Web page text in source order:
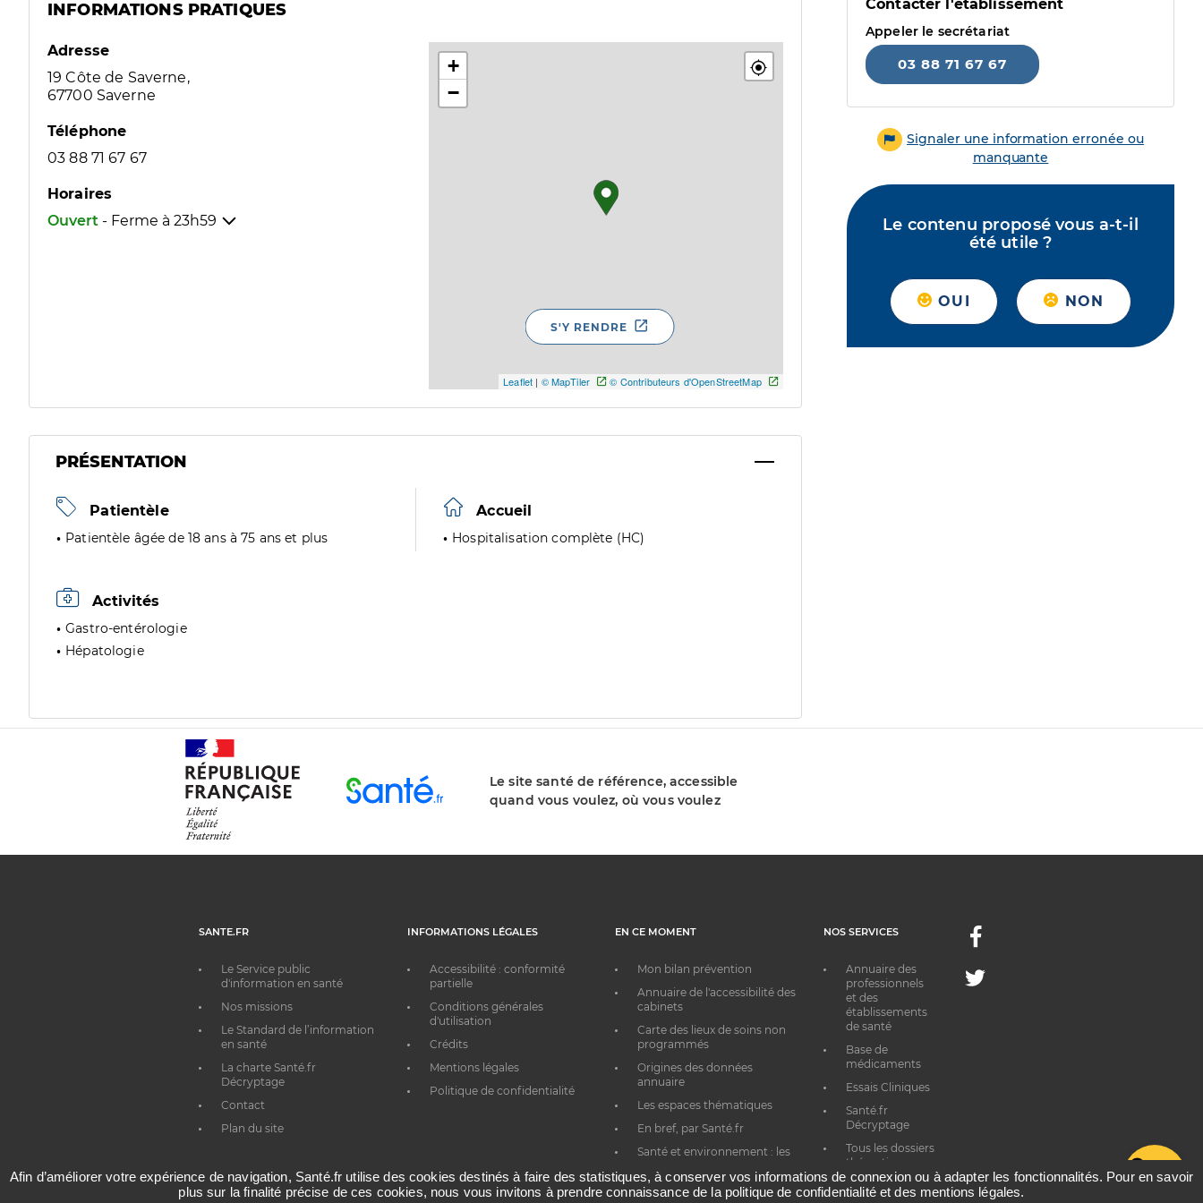
INFORMATIONS PRATIQUES
Adresse
19 Côte de Saverne,
67700 Saverne
Téléphone
03 88 71 67 67
Horaires
Ouvert - Ferme à 23h59
+
−
Leaflet | © MapTiler © Contributeurs d'OpenStreetMap
S'Y RENDRE
PRÉSENTATION
Patientèle
Patientèle âgée de 18 ans à 75 ans et plus
Accueil
Hospitalisation complète (HC)
Activités
Gastro-entérologie
Hépatologie
Contacter l'établissement
Appeler le secrétariat
03 88 71 67 67
Signaler une information erronée ou
manquante
Le contenu proposé vous a-t-il
été utile ?
OUI NON
Le site santé de référence, accessible
quand vous voulez, où vous voulez
SANTE.FR
Le Service public
d'information en santé
Nos missions
Le Standard de l’information
en santé
La charte Santé.fr
Décryptage
Contact
Plan du site
INFORMATIONS LÉGALES
Accessibilité : conformité
partielle
Conditions générales
d'utilisation
Crédits
Mentions légales
Politique de confidentialité
EN CE MOMENT
Mon bilan prévention
Annuaire de l'accessibilité des
cabinets
Carte des lieux de soins non
programmés
Origines des données
annuaire
Les espaces thématiques
En bref, par Santé.fr
Santé et environnement : les
NOS SERVICES
Annuaire des
professionnels
et des
établissements
de santé
Base de
médicaments
Essais Cliniques
Santé.fr
Décryptage
Tous les dossiers
thématiques
Facebook
Twitter
Afin d’améliorer votre expérience de navigation, Santé.fr utilise des cookies destinés à faire des statistiques, à conserver vos informations de connexion ou à adapter les fonctionnalités. Pour en savoir
plus sur la finalité précise de ces cookies, nous vous invitons à prendre connaissance de la politique de confidentialité et des mentions légales.